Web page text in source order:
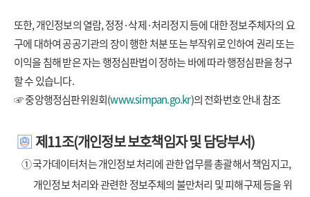
또한, 개인정보의 열람, 정정·삭제·처리정지 등에 대한 정보주체자의 요
구에 대하여 공공기관의 장이 행한 처분 또는 부작위로 인하여 권리 또는
이익을 침해 받은 자는 행정심판법이 정하는 바에 따라 행정심판을 청구
할 수 있습니다.
☞ 중앙행정심판위원회(www.simpan.go.kr)의 전화번호 안내 참조
제11조(개인정보 보호책임자 및 담당부서)
① 국가데이터처는 개인정보 처리에 관한 업무를 총괄해서 책임지고,
개인정보 처리와 관련한 정보주체의 불만처리 및 피해구제 등을 위